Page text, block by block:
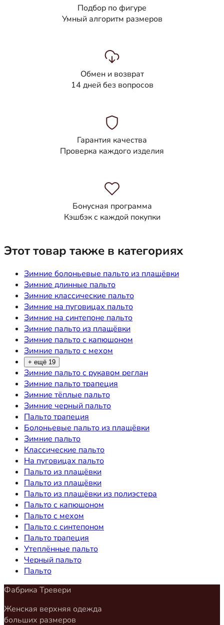
Подбор по фигуре
Умный алгоритм размеров
Обмен и возврат
14 дней без вопросов
Гарантия качества
Проверка каждого изделия
Бонусная программа
Кэшбэк с каждой покупки
Этот товар также в категориях
Зимние болоньевые пальто из плащёвки
Зимние длинные пальто
Зимние классические пальто
Зимние на пуговицах пальто
Зимние на синтепоне пальто
Зимние пальто из плащёвки
Зимние пальто с капюшоном
Зимние пальто с мехом
+ ещё 19
Зимние пальто с рукавом реглан
Зимние пальто трапеция
Зимние тёплые пальто
Зимние черный пальто
Пальто трапеция
Болоньевые пальто из плащёвки
Зимние пальто
Классические пальто
На пуговицах пальто
Пальто из плащёвки
Пальто из плащёвки
Пальто из плащёвки из полиэстера
Пальто с капюшоном
Пальто с мехом
Пальто с синтепоном
Пальто трапеция
Утеплённые пальто
Черный пальто
Пальто
Фабрика Тревери
Женская верхняя одежда
больших размеров